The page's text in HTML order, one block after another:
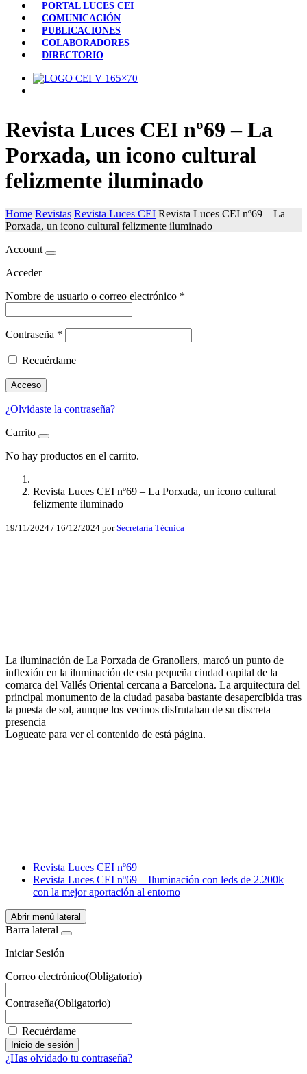
PORTAL LUCES CEI
COMUNICACIÓN
PUBLICACIONES
COLABORADORES
DIRECTORIO
Revista Luces CEI nº69 – La
Porxada, un icono cultural
felizmente iluminado
Home Revistas Revista Luces CEI Revista Luces CEI nº69 – La
Porxada, un icono cultural felizmente iluminado
Account
Acceder
Nombre de usuario o correo electrónico *
Contraseña *
Recuérdame
Acceso
¿Olvidaste la contraseña?
Carrito
No hay productos en el carrito.
Revista Luces CEI nº69 – La Porxada, un icono cultural
felizmente iluminado
19/11/2024 / 16/12/2024 porSecretaría Técnica
WhatsApp
La iluminación de La Porxada de Granollers, marcó un punto de
inflexión en la iluminación de esta pequeña ciudad capital de la
comarca del Vallés Oriental cercana a Barcelona. La arquitectura del
principal monumento de la ciudad pasaba bastante desapercibida tras
la puesta de sol, aunque los vecinos disfrutaban de su discreta
presencia
Logueate para ver el contenido de está página.
WhatsApp
Revista Luces CEI nº69
Revista Luces CEI nº69 – Iluminación con leds de 2.200k
con la mejor aportación al entorno
Abrir menú lateral
Barra lateral
Iniciar Sesión
Correo electrónico(Obligatorio)
Contraseña(Obligatorio)
Recuérdame
¿Has olvidado tu contraseña?